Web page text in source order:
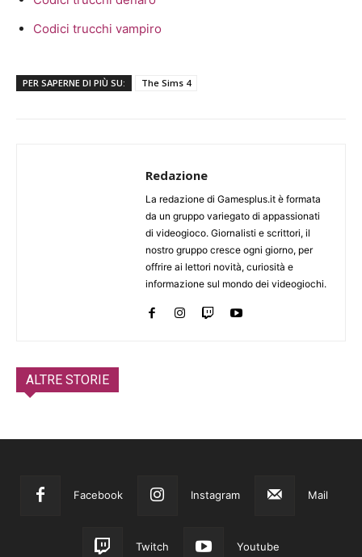
Codici trucchi vampiro
PER SAPERNE DI PIÙ SU: The Sims 4
Redazione
La redazione di Gamesplus.it è formata
da un gruppo variegato di appassionati
di videogioco. Giornalisti e scrittori, il
nostro gruppo cresce ogni giorno, per
offrire ai lettori novità, curiosità e
informazione sul mondo dei videogiochi.
ALTRE STORIE
Facebook Instagram Mail
Twitch Youtube